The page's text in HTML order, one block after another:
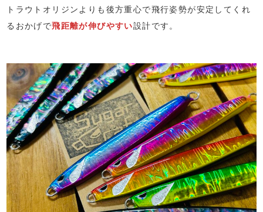
トラウトオリジンよりも後方重心で飛行姿勢が安定してくれ
るおかげで飛距離が伸びやすい設計です。